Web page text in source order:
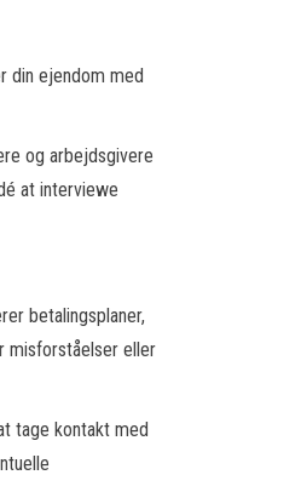
din ejendom med
og arbejdsgivere
at interviewe
betalingsplaner,
misforståelser eller
tage kontakt med